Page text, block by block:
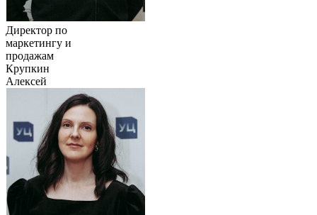
Директор по
маркетингу и
продажам
Крупкин
Алексей